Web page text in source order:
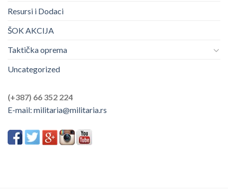
Resursi i Dodaci
ŠOK AKCIJA
Taktička oprema
Uncategorized
(+387) 66 352 224
E-mail: militaria@militaria.rs